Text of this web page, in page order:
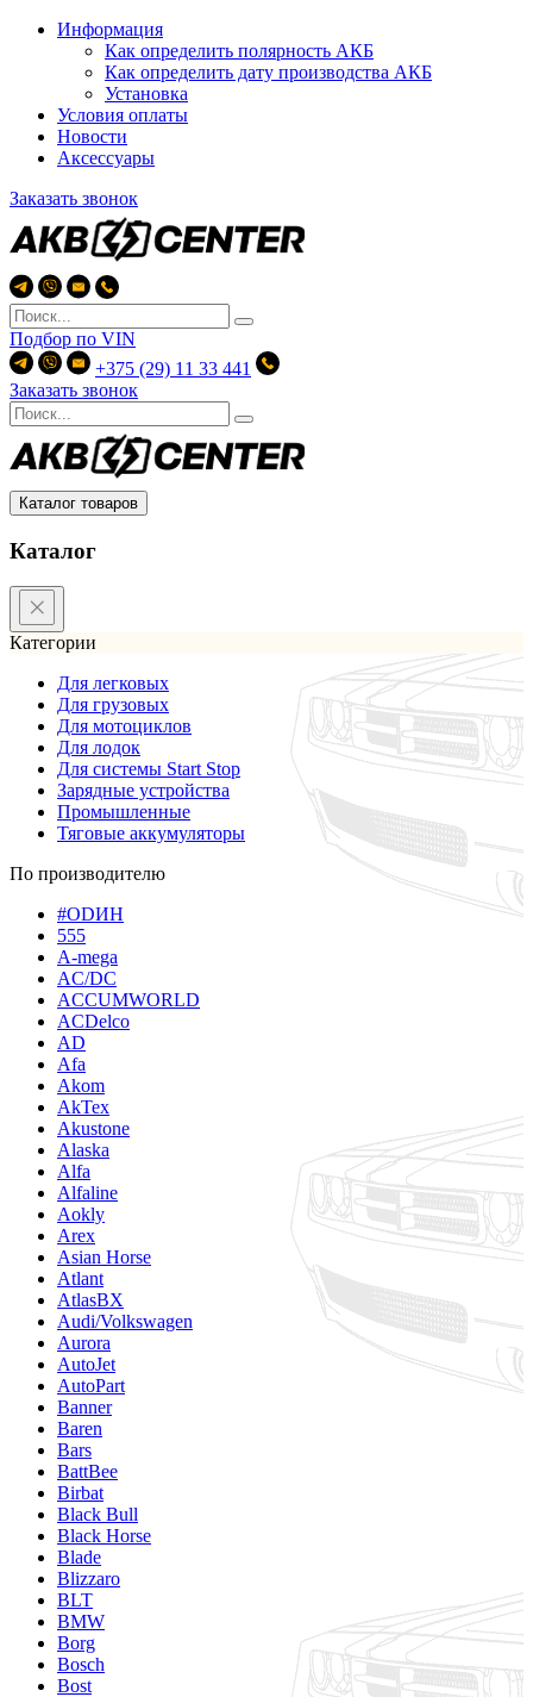
Информация
Как определить полярность АКБ
Как определить дату производства АКБ
Установка
Условия оплаты
Новости
Аксессуары
Заказать звонок
Подбор по VIN
+375 (29) 11 33 441
Заказать звонок
Каталог товаров
Каталог
Категории
Для легковых
Для грузовых
Для мотоциклов
Для лодок
Для системы Start Stop
Зарядные устройства
Промышленные
Тяговые аккумуляторы
По производителю
#ODИН
555
A-mega
AC/DC
ACCUMWORLD
ACDelco
AD
Afa
Akom
AkTex
Akustone
Alaska
Alfa
Alfaline
Aokly
Arex
Asian Horse
Atlant
AtlasBX
Audi/Volkswagen
Aurora
AutoJet
AutoPart
Banner
Baren
Bars
BattBee
Birbat
Black Bull
Black Horse
Blade
Blizzaro
BLT
BMW
Borg
Bosch
Bost